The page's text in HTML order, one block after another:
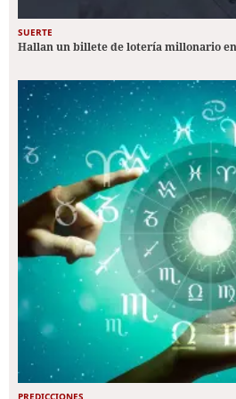
SUERTE
Hallan un billete de lotería millonario
PREDICCIONES